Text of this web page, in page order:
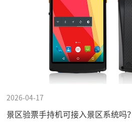
2026-04-17
景区验票手持机可接入景区系统吗？